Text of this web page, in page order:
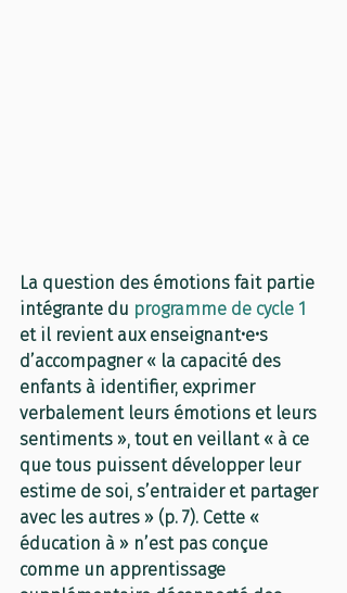
La question des émotions fait partie
intégrante du programme de cycle 1
et il revient aux enseignant•e•s
d’accompagner « la capacité des
enfants à identifier, exprimer
verbalement leurs émotions et leurs
sentiments », tout en veillant « à ce
que tous puissent développer leur
estime de soi, s’entraider et partager
avec les autres » (p. 7). Cette «
éducation à » n’est pas conçue
comme un apprentissage